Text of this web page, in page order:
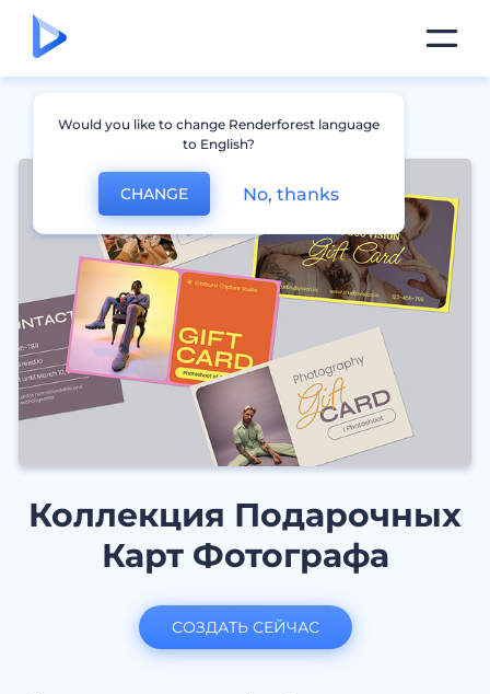
Коллекция Подарочных
Карт Фотографа
СОЗДАТЬ СЕЙЧАС
Would you like to change Renderforest language
to English?
CHANGE No, thanks